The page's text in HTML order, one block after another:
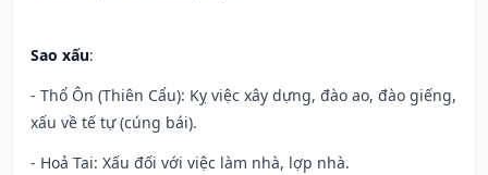
Sao xấu:
- Thổ Ôn (Thiên Cẩu): Kỵ việc xây dựng, đào ao, đào giếng,
xấu về tế tự (cúng bái).
- Hoả Tai: Xấu đối với việc làm nhà, lợp nhà.